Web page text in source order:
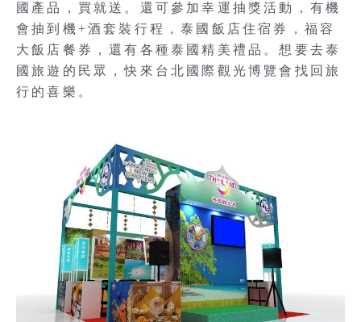
國產品，買就送。還可參加幸運抽獎活動，有機
會抽到機+酒套裝行程，泰國飯店住宿券，福容
大飯店餐券，還有各種泰國精美禮品。想要去泰
國旅遊的民眾，快來台北國際觀光博覽會找回旅
行的喜樂。